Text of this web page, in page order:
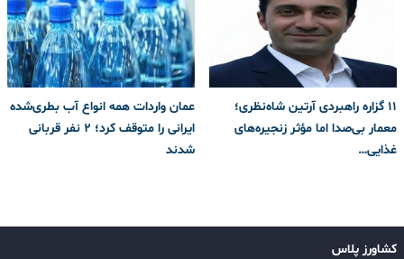
۱۱ گزاره راهبردی آرتین شاه‌نظری؛
معمار بی‌صدا اما مؤثر زنجیره‌های
غذایی…
عمان واردات همه انواع آب بطری‌شده
ایرانی را متوقف کرد؛ 2 نفر قربانی
شدند
کشاورز پلاس